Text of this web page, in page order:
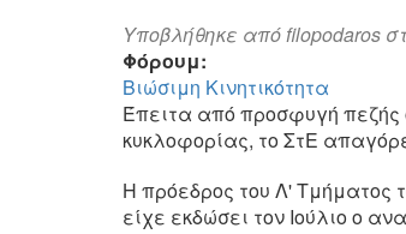
Υποβλήθηκε απόfilopodaros
Φόρουμ:
Βιώσιμη Κινητικότητα
Έπειτα από προσφυγή πεζής
κυκλοφορίας, το ΣτΕ
Η πρόεδρος του Λ' Τμήματος
είχε εκδώσει τον Ιούλιο ο